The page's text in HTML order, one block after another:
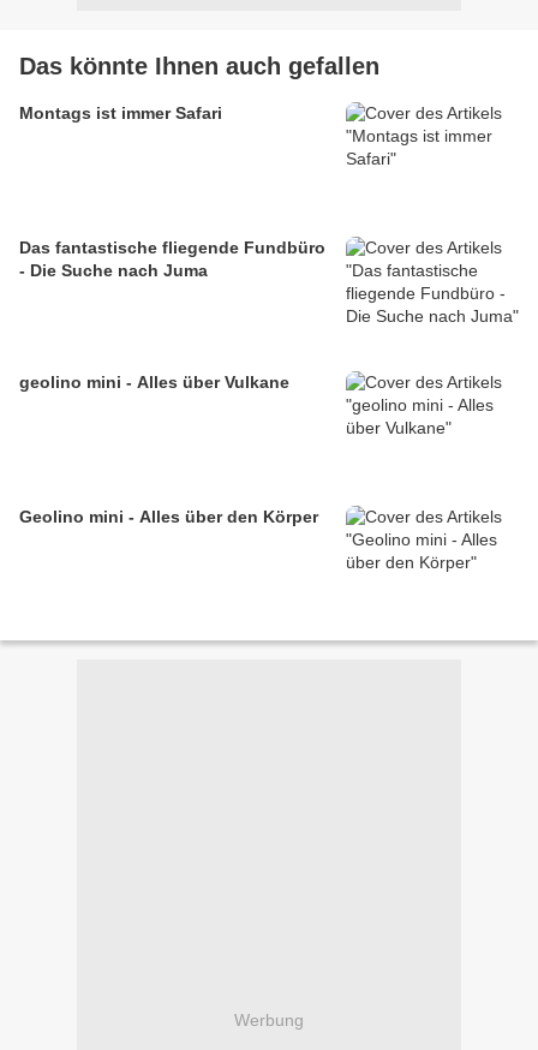
Das könnte Ihnen auch gefallen
Montags ist immer Safari
Das fantastische fliegende Fundbüro
- Die Suche nach Juma
geolino mini - Alles über Vulkane
Geolino mini - Alles über den Körper
Werbung